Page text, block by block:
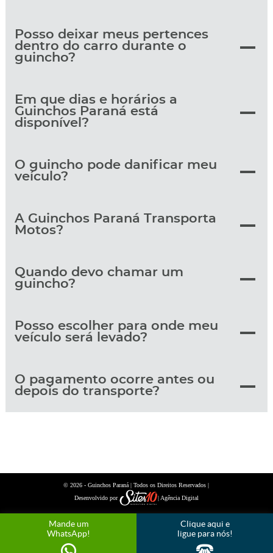
Posso deixar meus pertences
dentro do carro durante o
guincho?
Em que dias e horários a
Guinchos Paraná está
disponível?
O guincho pode danificar meu
veículo?
A Guinchos Paraná Transporta
Motos?
Quando devo chamar um
guincho?
Posso escolher para onde meu
veículo será levado?
O pagamento ocorre antes ou
depois do transporte?
© 2026 -Guinchos Paraná | Todos os Direitos Reservados |
Desenvolvido por
| Agência Digital
Mande um
WhatsApp!
Clique aqui e
ligue para nós!